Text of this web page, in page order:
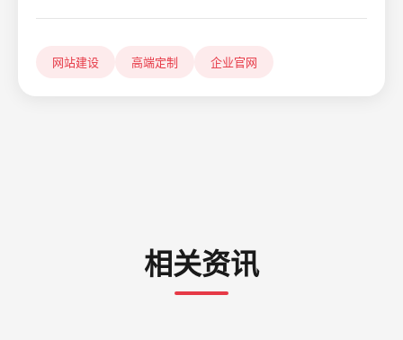
网站建设 高端定制 企业官网
相关资讯